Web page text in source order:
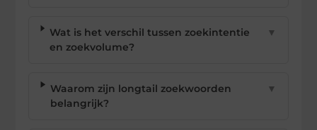
Wat is het verschil tussen zoekintentie
en zoekvolume?
▼
Waarom zijn longtail zoekwoorden
belangrijk?
▼